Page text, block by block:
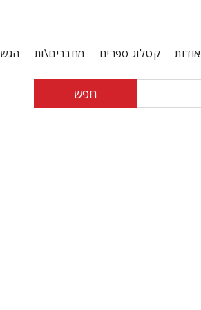
אודות קטלוג ספרים מחברים\ות
חפש